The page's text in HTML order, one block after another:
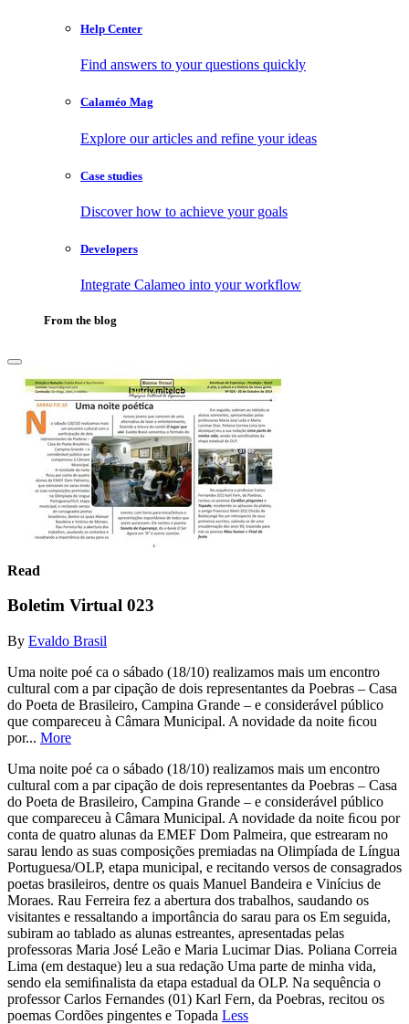
Help Center
Find answers to your questions quickly
Calaméo Mag
Explore our articles and refine your ideas
Case studies
Discover how to achieve your goals
Developers
Integrate Calameo into your workflow
From the blog
Read
Boletim Virtual 023
By Evaldo Brasil
Uma noite poé ca o sábado (18/10) realizamos mais um encontro
cultural com a par cipação de dois representantes da Poebras – Casa
do Poeta de Brasileiro, Campina Grande – e considerável público
que compareceu à Câmara Municipal. A novidade da noite ﬁcou
por... More
Uma noite poé ca o sábado (18/10) realizamos mais um encontro
cultural com a par cipação de dois representantes da Poebras – Casa
do Poeta de Brasileiro, Campina Grande – e considerável público
que compareceu à Câmara Municipal. A novidade da noite ﬁcou por
conta de quatro alunas da EMEF Dom Palmeira, que estrearam no
sarau lendo as suas composições premiadas na Olimpíada de Língua
Portuguesa/OLP, etapa municipal, e recitando versos de consagrados
poetas brasileiros, dentre os quais Manuel Bandeira e Vinícius de
Moraes. Rau Ferreira fez a abertura dos trabalhos, saudando os
visitantes e ressaltando a importância do sarau para os Em seguida,
subiram ao tablado as alunas estreantes, apresentadas pelas
professoras Maria José Leão e Maria Lucimar Dias. Poliana Correia
Lima (em destaque) leu a sua redação Uma parte de minha vida,
sendo ela semiﬁnalista da etapa estadual da OLP. Na sequência o
professor Carlos Fernandes (01) Karl Fern, da Poebras, recitou os
poemas Cordões pingentes e Topada Less